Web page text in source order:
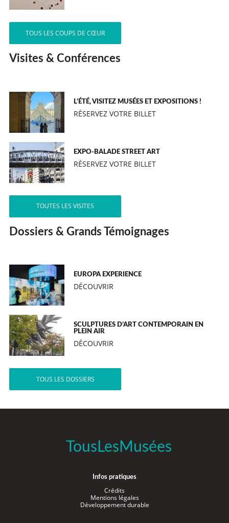
TOUS LES COUPS DE CŒUR
Visites & Conférences
L’ÉTÉ, VISITEZ MUSÉES ET EXPOSITIONS !
RÉSERVEZ VOTRE BILLET
EXPO-BALADE STREET ART
RÉSERVEZ VOTRE BILLET
TOUTES LES VISITES
Dossiers & Grands Témoignages
EUROPA EXPERIENCE
DÉCOUVRIR
SCULPTURES D’ART CONTEMPORAIN EN
PLEIN AIR
DÉCOUVRIR
TOUS LES DOSSIERS
TousLesMusées
Infos pratiques
Crédits
Mentions légales
Développement durable